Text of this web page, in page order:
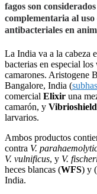
fagos son
complementaria al
antibacteriales en
La India va a la cabeza
bacterias en especial
camarones. Aristogene
Bangalore, India (
comercial Elixir una
camarón, y Vibrioshield
larvarios.
Ambos productos
contra V.
V. vulnificus, y V.
heces blancas (WFS) y (
India.